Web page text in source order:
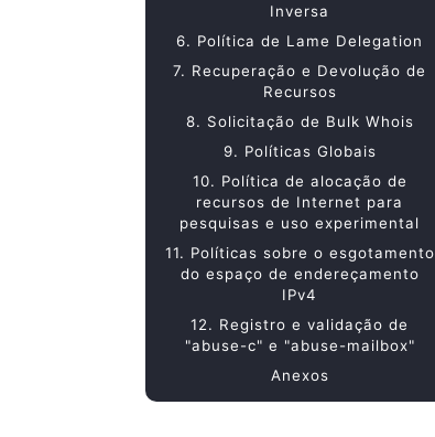
Inversa
6. Política de Lame Delegation
7. Recuperação e Devolução de
Recursos
8. Solicitação de Bulk Whois
9. Políticas Globais
10. Política de alocação de
recursos de Internet para
pesquisas e uso experimental
11. Políticas sobre o esgotamento
do espaço de endereçamento
IPv4
12. Registro e validação de
"abuse-c" e "abuse-mailbox"
Anexos